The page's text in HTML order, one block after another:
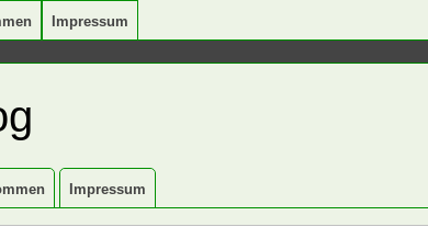
Impressum
Impressum